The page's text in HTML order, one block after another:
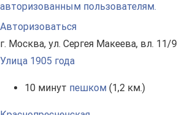
авторизованным пользователям.
Авторизоваться
г. Москва, ул. Сергея Макеева, вл. 11/9
Улица 1905 года
10 минут пешком (1,2 км.)